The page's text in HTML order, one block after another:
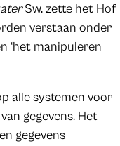
Sw. zette het Hof
verstaan onder
‘het manipuleren
alle systemen voor
gegevens. Het
gegevens